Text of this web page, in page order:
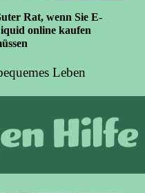
Rat, wenn Sie E-
online kaufen
Leben